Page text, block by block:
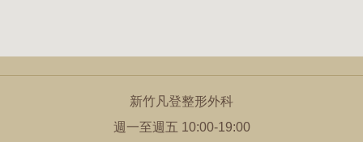
新竹凡登整形外科
週一至週五 10:00-19:00